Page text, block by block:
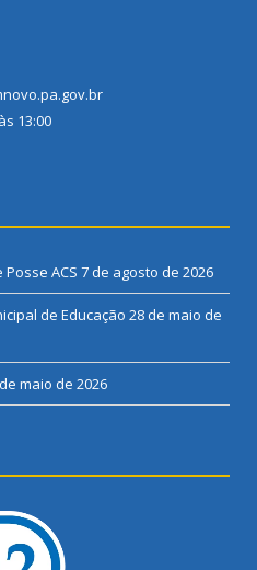
13:00
ACS 7 de agosto de 2026
de Educação 28 de maio de
maio de 2026